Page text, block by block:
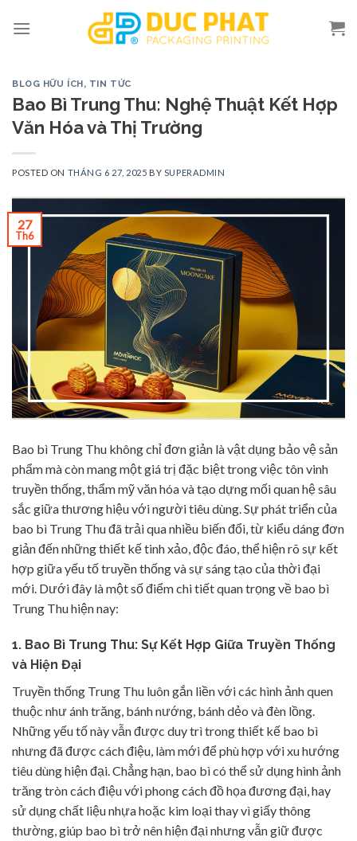
BLOG HỮU ÍCH, TIN TỨC
Bao Bì Trung Thu: Nghệ Thuật Kết Hợp
Văn Hóa và Thị Trường
POSTED ON THÁNG 6 27, 2025 BY SUPERADMIN
27
Th6
Bao bì Trung Thu không chỉ đơn giản là vật dụng bảo vệ sản
phẩm mà còn mang một giá trị đặc biệt trong việc tôn vinh
truyền thống, thẩm mỹ văn hóa và tạo dựng mối quan hệ sâu
sắc giữa thương hiệu với người tiêu dùng. Sự phát triển của
bao bì Trung Thu đã trải qua nhiều biến đổi, từ kiểu dáng đơn
giản đến những thiết kế tinh xảo, độc đáo, thể hiện rõ sự kết
hợp giữa yếu tố truyền thống và sự sáng tạo của thời đại
mới. Dưới đây là một số điểm chi tiết quan trọng về bao bì
Trung Thu hiện nay:
1. Bao Bì Trung Thu: Sự Kết Hợp Giữa Truyền Thống
và Hiện Đại
Truyền thống Trung Thu luôn gắn liền với các hình ảnh quen
thuộc như ánh trăng, bánh nướng, bánh dẻo và đèn lồng.
Những yếu tố này vẫn được duy trì trong thiết kế bao bì
nhưng đã được cách điệu, làm mới để phù hợp với xu hướng
tiêu dùng hiện đại. Chẳng hạn, bao bì có thể sử dụng hình ảnh
trăng tròn cách điệu với phong cách đồ họa đương đại, hay
sử dụng chất liệu nhựa hoặc kim loại thay vì giấy thông
thường, giúp bao bì trở nên hiện đại nhưng vẫn giữ được